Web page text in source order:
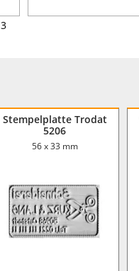
3
Stempelplatte Trodat
5206
56 x 33 mm